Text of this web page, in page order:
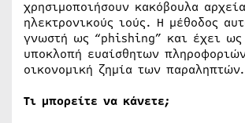
χρησιμοποιήσουν κακόβουλα
ηλεκτρονικούς ιούς. Η μέθοδος
γνωστή ως “phishing” και έχει ως
υποκλοπή ευαίσθητων
οικονομική ζημία των παραληπτών.
Τι μπορείτε να κάνετε;